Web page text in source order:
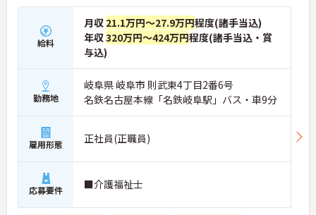
給料
月収 21.1万円～27.9万円程度(諸手当込)
年収320万円～424万円程度(諸手当込・賞
与込)
勤務地
岐阜県 岐阜市 則武東4丁目2番6号
名鉄名古屋本線「名鉄岐阜駅」バス・車9分
雇用形態 正社員(正職員)
応募要件 ■介護福祉士